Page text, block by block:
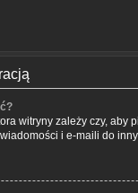
witryny zależy czy,
wiadomości i e-maili do